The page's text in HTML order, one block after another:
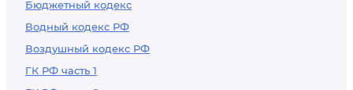
Бюджетный кодекс
Водный кодекс РФ
Воздушный кодекс РФ
ГК РФ часть 1